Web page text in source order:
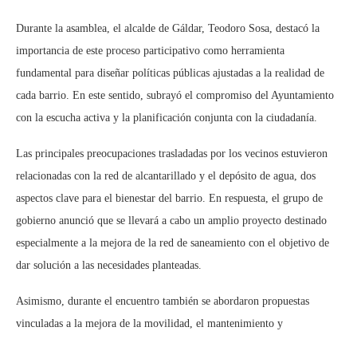
Durante la asamblea, el alcalde de Gáldar, Teodoro Sosa, destacó la
importancia de este proceso participativo como herramienta
fundamental para diseñar políticas públicas ajustadas a la realidad de
cada barrio. En este sentido, subrayó el compromiso del Ayuntamiento
con la escucha activa y la planificación conjunta con la ciudadanía.
Las principales preocupaciones trasladadas por los vecinos estuvieron
relacionadas con la red de alcantarillado y el depósito de agua, dos
aspectos clave para el bienestar del barrio. En respuesta, el grupo de
gobierno anunció que se llevará a cabo un amplio proyecto destinado
especialmente a la mejora de la red de saneamiento con el objetivo de
dar solución a las necesidades planteadas.
Asimismo, durante el encuentro también se abordaron propuestas
vinculadas a la mejora de la movilidad, el mantenimiento y